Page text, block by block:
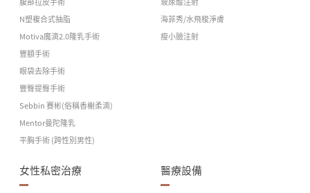
N塑複合式抽脂
Motiva魔滴2.0隆乳手術
豐額手術
眼袋去除手術
豐臀提臀手術
Sebbin 賽彬(俗稱香榭柔滴)
Mentor曼陀隆乳
平胸手術 (跨性別男性)
海菲秀/水飛梭淨膚
瘦小臉注射
女性私密治療 醫療設備